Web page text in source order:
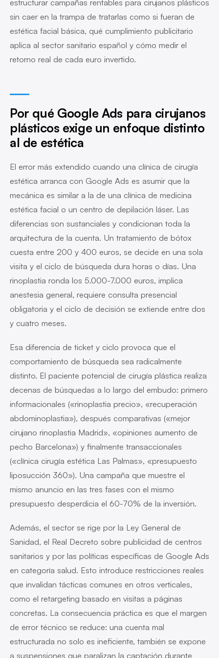
estructurar campañas rentables para cirujanos plásticos
sin caer en la trampa de tratarlas como si fueran de
estética facial básica, qué cumplimiento publicitario
aplica al sector sanitario español y cómo medir el
retorno real de cada euro invertido.
Por qué Google Ads para cirujanos
plásticos exige un enfoque distinto
al de estética
El error más extendido cuando una clínica de cirugía
estética arranca con Google Ads es asumir que la
mecánica es similar a la de una clínica de medicina
estética facial o un centro de depilación láser. Las
diferencias son sustanciales y condicionan toda la
arquitectura de la cuenta. Un tratamiento de bótox
cuesta entre 200 y 400 euros, se decide en una sola
visita y el ciclo de búsqueda dura horas o días. Una
rinoplastia ronda los 5.000-7.000 euros, implica
anestesia general, requiere consulta presencial
obligatoria y el ciclo de decisión se extiende entre dos
y cuatro meses.
Esa diferencia de ticket y ciclo provoca que el
comportamiento de búsqueda sea radicalmente
distinto. El paciente potencial de cirugía plástica realiza
decenas de búsquedas a lo largo del embudo: primero
informacionales («rinoplastia precio», «recuperación
abdominoplastia»), después comparativas («mejor
cirujano rinoplastia Madrid», «opiniones aumento de
pecho Barcelona») y finalmente transaccionales
(«clínica cirugía estética Las Palmas», «presupuesto
liposucción 360»). Una campaña que muestre el
mismo anuncio en las tres fases con el mismo
presupuesto desperdicia el 60-70% de la inversión.
Además, el sector se rige por la Ley General de
Sanidad, el Real Decreto sobre publicidad de centros
sanitarios y por las políticas específicas de Google Ads
en categoría salud. Esto introduce restricciones reales
que invalidan tácticas comunes en otros verticales,
como el retargeting basado en visitas a páginas
concretas. La consecuencia práctica es que el margen
de error técnico se reduce: una cuenta mal
estructurada no solo es ineficiente, también se expone
a suspensiones que paralizan la captación durante